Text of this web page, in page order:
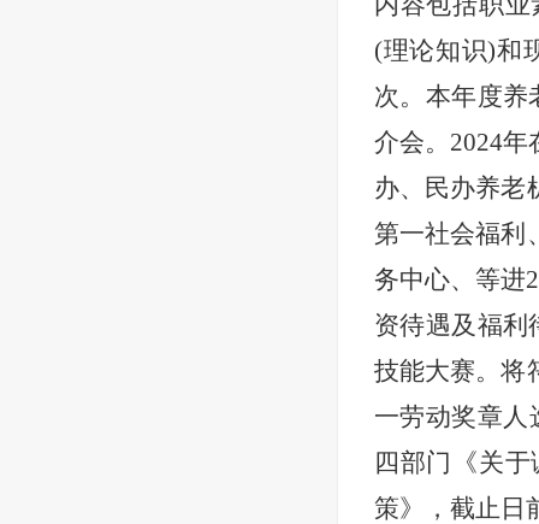
(理论知识)和
次。本年度养
介会。2024
办、民办养老
第一社会福利
务中心、等进
资待遇及福利
技能大赛。将
一劳动奖章人
四部门《关
策》，截止日